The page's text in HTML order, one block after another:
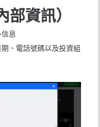
資訊）
息
、電話號碼以及投資組